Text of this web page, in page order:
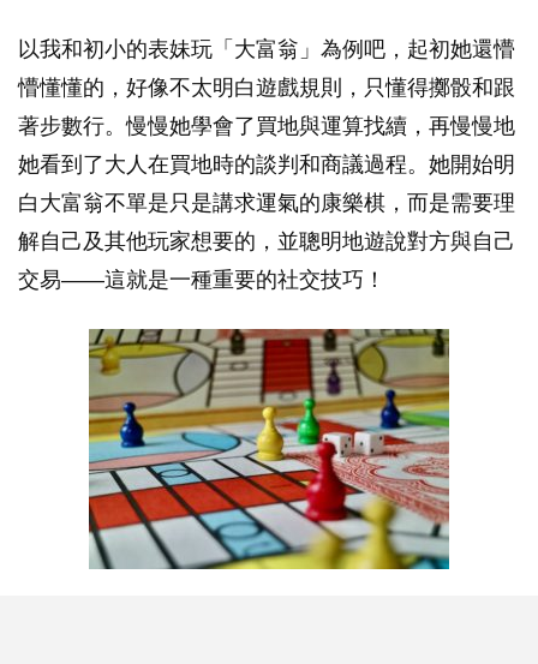
以我和初小的表妹玩「大富翁」為例吧，起初她還懵
懵懂懂的，好像不太明白遊戲規則，只懂得擲骰和跟
著步數行。慢慢她學會了買地與運算找續，再慢慢地
她看到了大人在買地時的談判和商議過程。她開始明
白大富翁不單是只是講求運氣的康樂棋，而是需要理
解自己及其他玩家想要的，並聰明地遊說對方與自己
交易——這就是一種重要的社交技巧！